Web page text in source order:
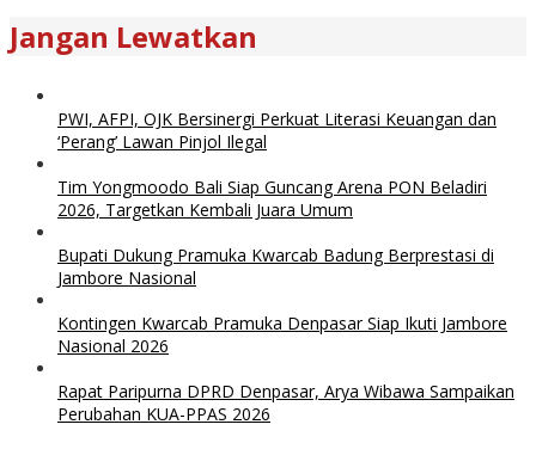
Jangan Lewatkan
PWI, AFPI, OJK Bersinergi Perkuat Literasi Keuangan dan
‘Perang’ Lawan Pinjol Ilegal
Tim Yongmoodo Bali Siap Guncang Arena PON Beladiri
2026, Targetkan Kembali Juara Umum
Bupati Dukung Pramuka Kwarcab Badung Berprestasi di
Jambore Nasional
Kontingen Kwarcab Pramuka Denpasar Siap Ikuti Jambore
Nasional 2026
Rapat Paripurna DPRD Denpasar, Arya Wibawa Sampaikan
Perubahan KUA-PPAS 2026